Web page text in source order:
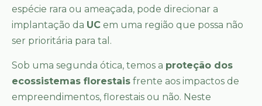
espécie rara ou ameaçada, pode direcionar a
implantação da UC em uma região que possa não
ser prioritária para tal.
Sob uma segunda ótica, temos a proteção dos
ecossistemas florestais frente aos impactos de
empreendimentos, florestais ou não. Neste